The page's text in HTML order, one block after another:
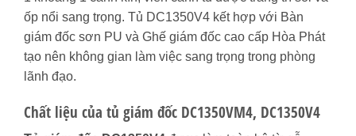
ốp nổi sang trọng. Tủ DC1350V4 kết hợp với Bàn
giám đốc sơn PU và Ghế giám đốc cao cấp Hòa Phát
tạo nên không gian làm việc sang trọng trong phòng
lãnh đạo.
Chất liệu của tủ giám đốc DC1350VM4, DC1350V4